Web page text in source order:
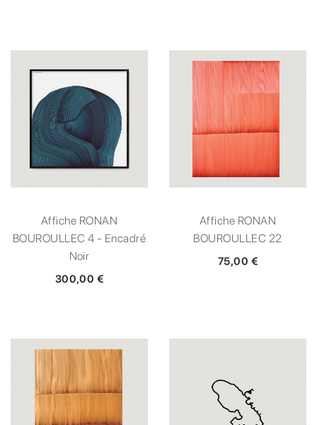
Affiche RONAN
BOUROULLEC 4 - Encadré
Noir
300,00 €
Affiche RONAN
BOUROULLEC 22
75,00 €